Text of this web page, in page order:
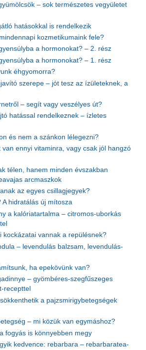
– sok természetes vegyületet
hatásokkal is rendelkezik
kozmetikumaink fele?
a hormonokat? – 2. rész
a hormonokat? – 1. rész
éhgyomorra?
szerepe – jót tesz az ízületeknek, a
– segít vagy veszélyes út?
hatással rendelkeznek – ízletes
és nem a szánkon lélegezni?
ennyi vitaminra, vagy csak jól hangzó
télen, hanem minden évszakban
arcmaszkok
az egyes csillagjegyek?
A hidratálás új mítosza
a kalóriatartalma – citromos-uborkás
kockázatai vannak a repülésnek?
– levendulás balzsam, levendulás-
ha epekövünk van?
– gyömbéres-szegfűszeges
recepttel
a pajzsmirigybetegségek
– mi közük van egymáshoz?
fogyás is könnyebben megy
kedvence: rebarbara – rebarbaratea-